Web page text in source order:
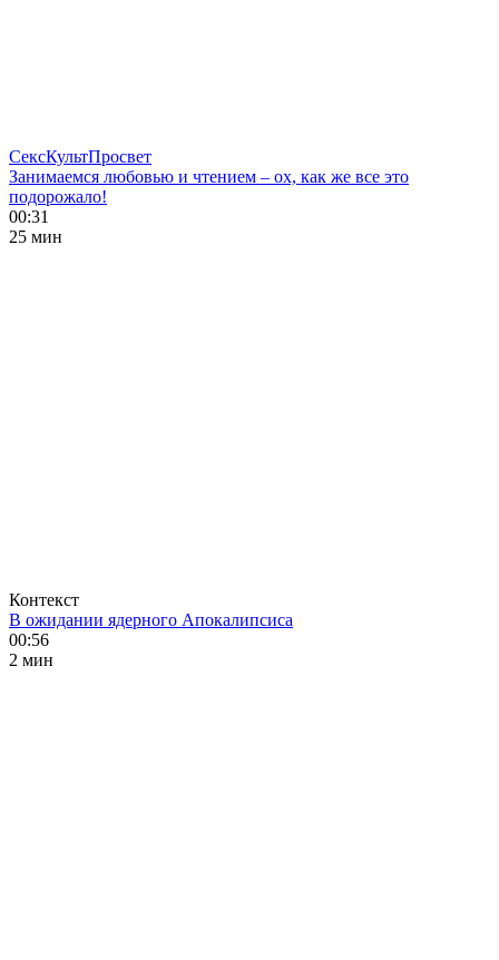
СексКультПросвет
Занимаемся любовью и чтением – ох, как же все это
подорожало!
00:31
25 мин
Контекст
В ожидании ядерного Апокалипсиса
00:56
2 мин